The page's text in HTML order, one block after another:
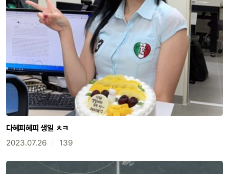
다혜피혜피 생일 ㅊㅋ
2023.07.26
139